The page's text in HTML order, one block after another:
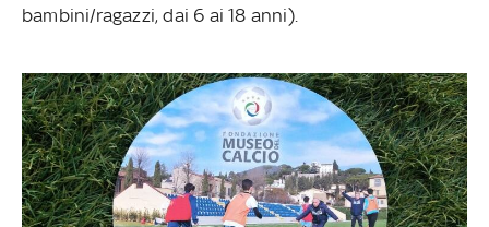
bambini/ragazzi, dai 6 ai 18 anni).